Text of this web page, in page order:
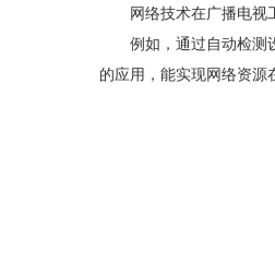
网络技术在广播电视
例如，通过自动检测
的应用，能实现网络资源